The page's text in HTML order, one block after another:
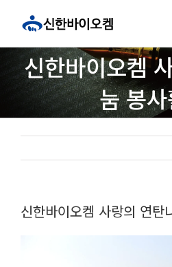
기
신한바이오켐
눔 봉
신한바이오켐 사랑의 연탄